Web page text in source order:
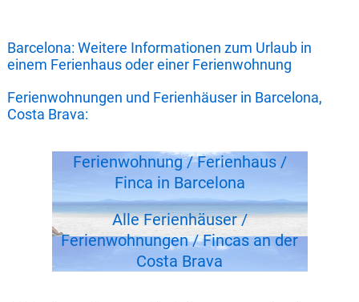
Barcelona: Weitere Informationen zum Urlaub in
einem Ferienhaus oder einer Ferienwohnung
Ferienwohnungen und Ferienhäuser in Barcelona,
Costa Brava:
Ferienwohnung / Ferienhaus /
Finca in Barcelona
Alle Ferienhäuser /
Ferienwohnungen / Fincas an der
Costa Brava